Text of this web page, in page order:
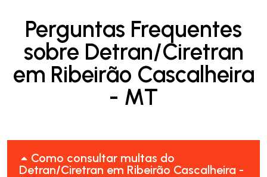
Perguntas Frequentes
sobre Detran/Ciretran
em Ribeirão Cascalheira
- MT
Como consultar multas do
Detran/Ciretran em Ribeirão Cascalheira -